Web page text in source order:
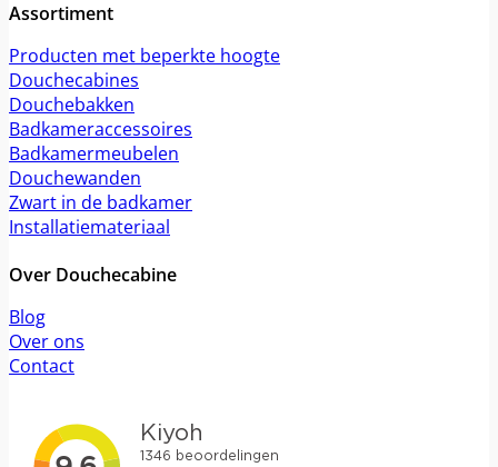
Assortiment
Producten met beperkte hoogte
Douchecabines
Douchebakken
Badkameraccessoires
Badkamermeubelen
Douchewanden
Zwart in de badkamer
Installatiemateriaal
Over Douchecabine
Blog
Over ons
Contact